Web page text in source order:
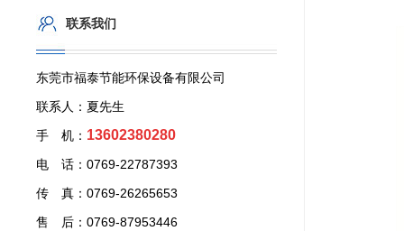
联系我们
东莞市福泰节能环保设备有限公司
联系人：夏先生
手 机： 13602380280
电 话：0769-22787393
传 真：0769-26265653
售 后：0769-87953446